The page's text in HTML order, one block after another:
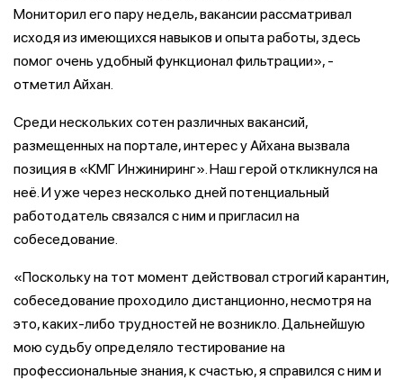
Мониторил его пару недель, вакансии рассматривал
исходя из имеющихся навыков и опыта работы, здесь
помог очень удобный функционал фильтрации», -
отметил Айхан.
Среди нескольких сотен различных вакансий,
размещенных на портале, интерес у Айхана вызвала
позиция в «КМГ Инжиниринг». Наш герой откликнулся на
неё. И уже через несколько дней потенциальный
работодатель связался с ним и пригласил на
собеседование.
«Поскольку на тот момент действовал строгий карантин,
собеседование проходило дистанционно, несмотря на
это, каких-либо трудностей не возникло. Дальнейшую
мою судьбу определяло тестирование на
профессиональные знания, к счастью, я справился с ним и